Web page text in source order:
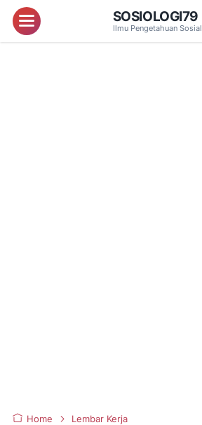
Menu SOSIOLOGI79
Ilmu Pengetahuan Sosial
Home Lembar Kerja